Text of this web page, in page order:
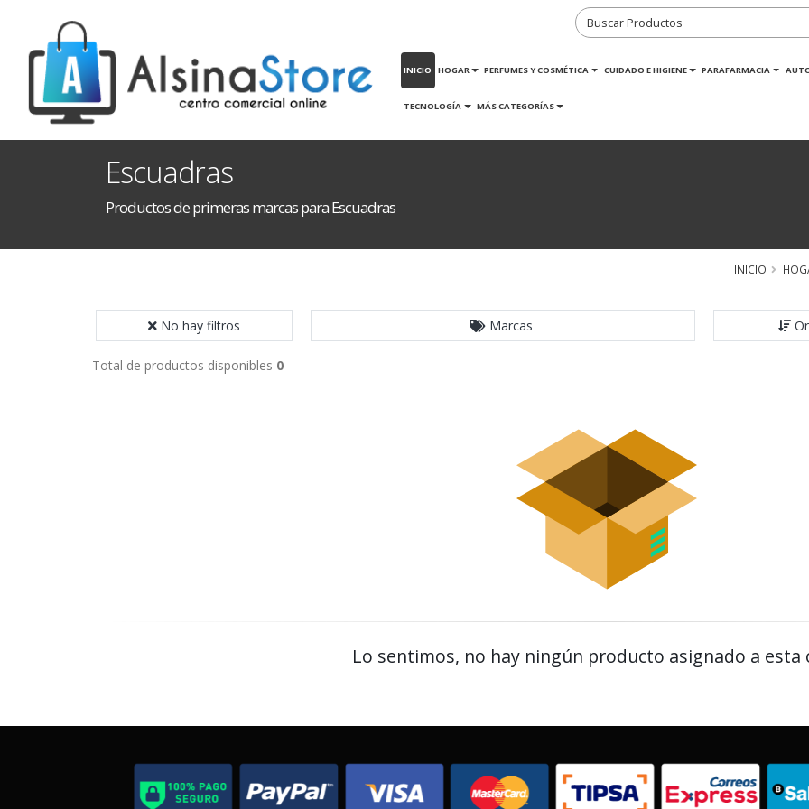
INICIO HOGAR PERFUMES Y COSMÉTICA CUIDADO E HIGIENE PARAFARMACIA
TECNOLOGÍA MÁS CATEGORÍAS
Escuadras
Productos de primeras marcas para Escuadras
INICIO
No hay filtros Marcas
Total de productos disponibles 0
Lo sentimos, no hay ningún producto asignado a esta